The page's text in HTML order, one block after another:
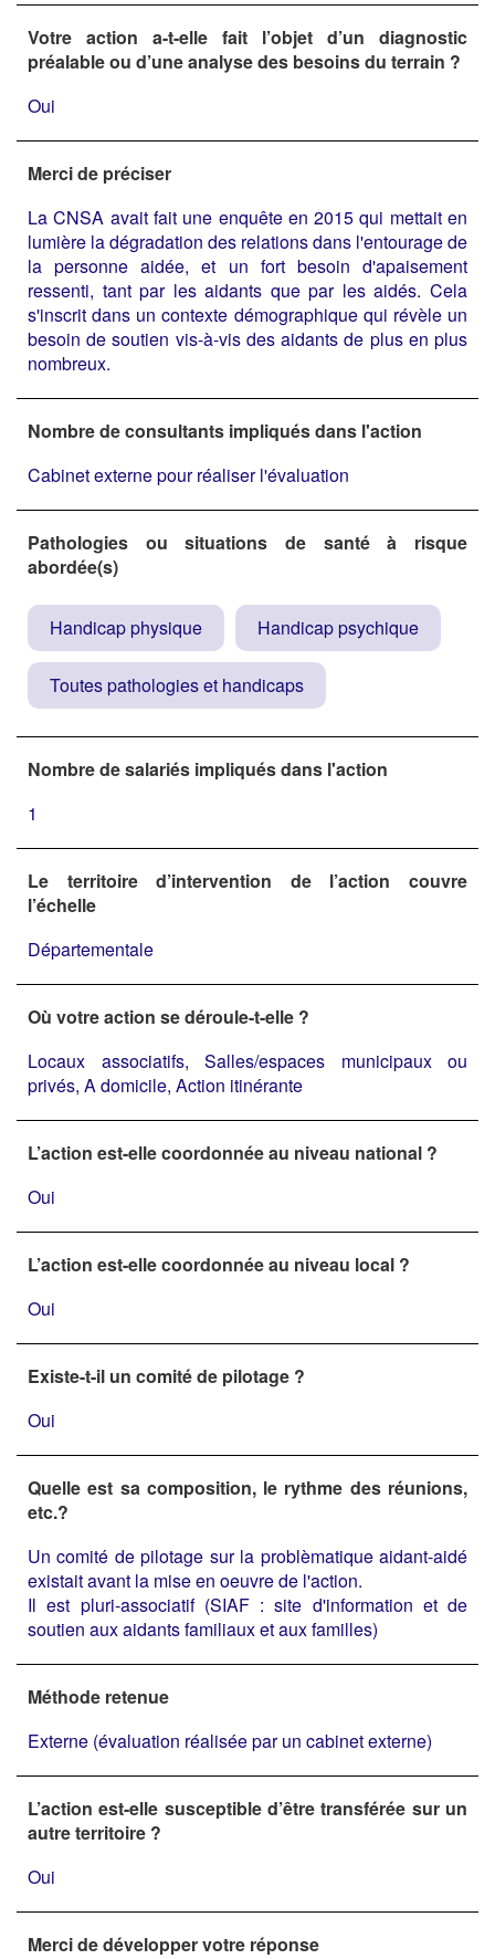
Votre action a-t-elle fait l’objet d’un diagnostic
préalable ou d’une analyse des besoins du terrain ?
Oui
Merci de préciser
La CNSA avait fait une enquête en 2015 qui mettait en
lumière la dégradation des relations dans l'entourage de
la personne aidée, et un fort besoin d'apaisement
ressenti, tant par les aidants que par les aidés. Cela
s'inscrit dans un contexte démographique qui révèle un
besoin de soutien vis-à-vis des aidants de plus en plus
nombreux.
Nombre de consultants impliqués dans l'action
Cabinet externe pour réaliser l'évaluation
Pathologies ou situations de santé à risque
abordée(s)
Handicap physique Handicap psychique
Toutes pathologies et handicaps
Nombre de salariés impliqués dans l'action
1
Le territoire d’intervention de l’action couvre
l’échelle
Départementale
Où votre action se déroule-t-elle ?
Locaux associatifs, Salles/espaces municipaux ou
privés, A domicile, Action itinérante
L’action est-elle coordonnée au niveau national ?
Oui
L’action est-elle coordonnée au niveau local ?
Oui
Existe-t-il un comité de pilotage ?
Oui
Quelle est sa composition, le rythme des réunions,
etc.?
Un comité de pilotage sur la problèmatique aidant-aidé
existait avant la mise en oeuvre de l'action.
Il est pluri-associatif (SIAF : site d'information et de
soutien aux aidants familiaux et aux familles)
Méthode retenue
Externe (évaluation réalisée par un cabinet externe)
L’action est-elle susceptible d’être transférée sur un
autre territoire ?
Oui
Merci de développer votre réponse